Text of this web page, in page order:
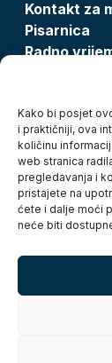
Kako bi posjet
i praktičniji, ova
količinu
web stranica
pregledavanja i
pristajete na
ćete i dalje moći
neće biti
Kontakt za
Pisarnica
Radno
Zaštita
Pristup
Kolačići
Izjava o
Turistička